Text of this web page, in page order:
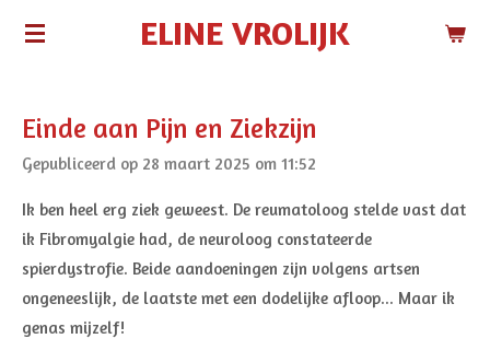
Ga
hoofdinhoud
ELINE VROLIJK
Einde aan Pijn en Ziekzijn
Gepubliceerd op 28 maart 2025 om 11:52
Ik ben heel erg ziek geweest. De reumatoloog stelde vast dat
ik Fibromyalgie had, de neuroloog constateerde
spierdystrofie. Beide aandoeningen zijn volgens artsen
ongeneeslijk, de laatste met een dodelijke afloop... Maar ik
genas mijzelf!